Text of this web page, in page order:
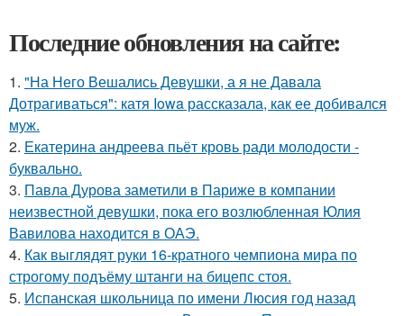
Последние обновления на сайте:
1. "На Него Вешались Девушки, а я не Давала
Дотрагиваться": катя Iowa рассказала, как ее добивался
муж.
2. Екатерина андреева пьёт кровь ради молодости -
буквально.
3. Павла Дурова заметили в Париже в компании
неизвестной девушки, пока его возлюбленная Юлия
Вавилова находится в ОАЭ.
4. Как выглядят руки 16-кратного чемпиона мира по
строгому подъёму штанги на бицепс стоя.
5. Испанская школьница по имени Люсия год назад